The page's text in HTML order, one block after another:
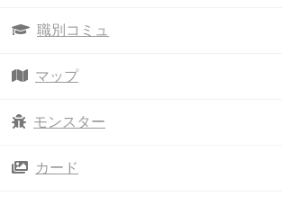
職別コミュ
マップ
モンスター
カード